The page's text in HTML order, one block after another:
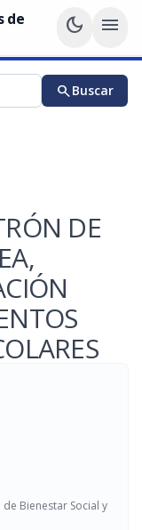
de
dark_mode menu
searchBuscar
DE
Bienestar Social y